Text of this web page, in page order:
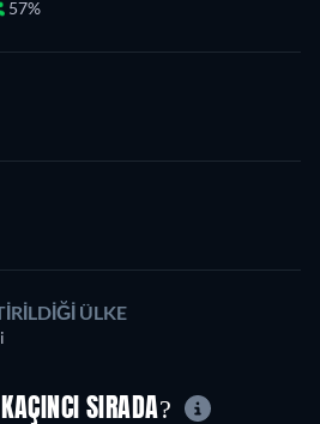
57%
ÜLKE
SIRADA?